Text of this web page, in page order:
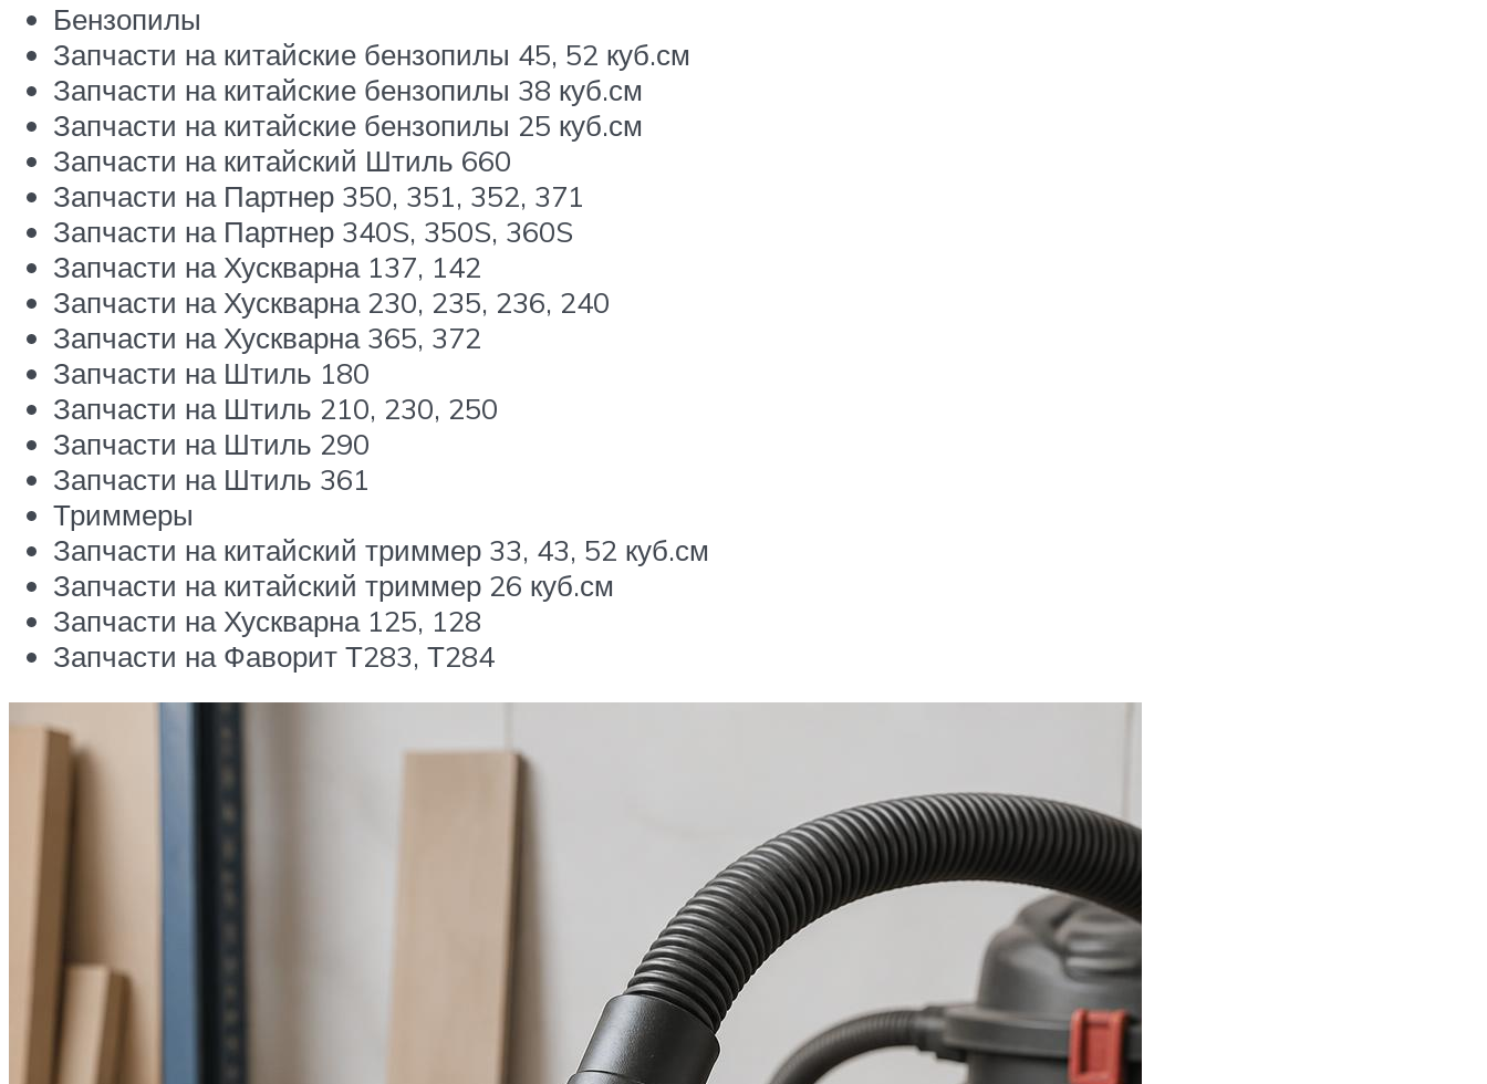
Бензопилы
Запчасти на китайские бензопилы 45, 52 куб.см
Запчасти на китайские бензопилы 38 куб.см
Запчасти на китайские бензопилы 25 куб.см
Запчасти на китайский Штиль 660
Запчасти на Партнер 350, 351, 352, 371
Запчасти на Партнер 340S, 350S, 360S
Запчасти на Хускварна 137, 142
Запчасти на Хускварна 230, 235, 236, 240
Запчасти на Хускварна 365, 372
Запчасти на Штиль 180
Запчасти на Штиль 210, 230, 250
Запчасти на Штиль 290
Запчасти на Штиль 361
Триммеры
Запчасти на китайский триммер 33, 43, 52 куб.см
Запчасти на китайский триммер 26 куб.см
Запчасти на Хускварна 125, 128
Запчасти на Фаворит Т283, Т284